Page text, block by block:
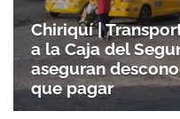
Chiriquí |
a la Caja del
aseguran
que pagar